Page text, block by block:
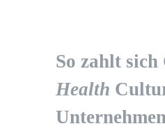
So zahlt
Health